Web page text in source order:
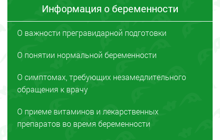
Информация о беременности
О важности прегравидарной подготовки
О понятии нормальной беременности
О симптомах, требующих незамедлительного
обращения к врачу
О приеме витаминов и лекарственных
препаратов во время беременности